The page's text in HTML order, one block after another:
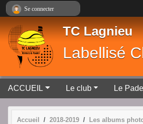
TC Lagnieu
Labellisé
ACCUEIL Le club Le Padel
Accueil 2018-2019 Les albums
Se connecter
Panneau de gestion des cookies